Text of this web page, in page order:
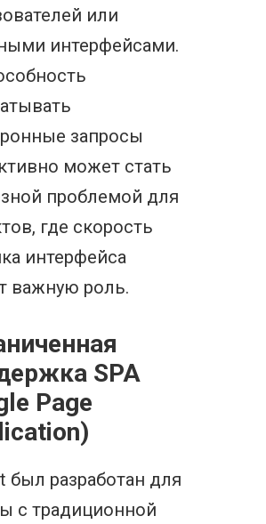
или
интерфейсами.
запросы
может стать
проблемой для
где скорость
интерфейса
важную роль.
SPA
Page
был разработан для
с традиционной